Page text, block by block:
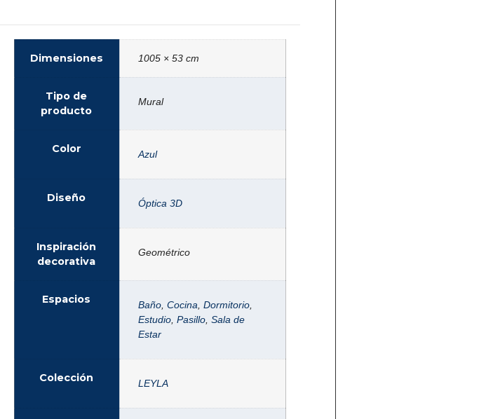
Dimensiones 1005 × 53 cm
Tipo de
producto
Mural
Color Azul
Diseño Óptica 3D
Inspiración
decorativa
Geométrico
Espacios Baño Cocina Dormitorio
Estudio Pasillo Sala de
Estar
Colección LEYLA